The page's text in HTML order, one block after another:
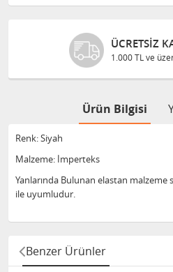
ÜCRETSIZ
1.000 TL ve
Ürün Bilgisi
Renk: Siyah
Malzeme: İmperteks
Yanlarında Bulunan elastan
ile uyumludur.
Benzer Ürünler